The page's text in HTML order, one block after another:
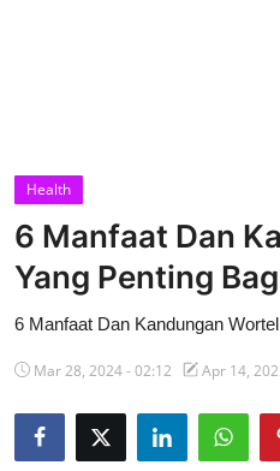
Health
6 Manfaat Dan
Yang Penting
6 Manfaat Dan Kandungan
Mar 28, 2024 - 02:12 Apr 14,